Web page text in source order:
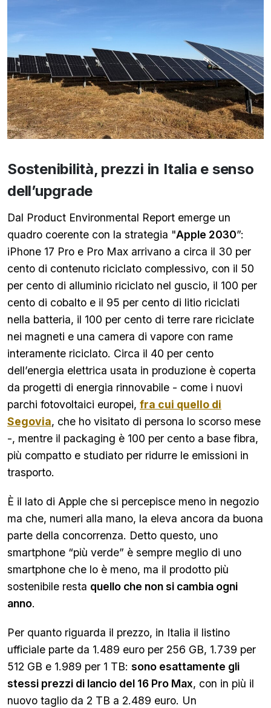
Sostenibilità, prezzi in Italia e senso
dell’upgrade
Dal Product Environmental Report emerge un
quadro coerente con la strategia "Apple 2030”:
iPhone 17 Pro e Pro Max arrivano a circa il 30 per
cento di contenuto riciclato complessivo, con il 50
per cento di alluminio riciclato nel guscio, il 100 per
cento di cobalto e il 95 per cento di litio riciclati
nella batteria, il 100 per cento di terre rare riciclate
nei magneti e una camera di vapore con rame
interamente riciclato. Circa il 40 per cento
dell’energia elettrica usata in produzione è coperta
da progetti di energia rinnovabile - come i nuovi
parchi fotovoltaici europei, fra cui quello di
Segovia, che ho visitato di persona lo scorso mese
-, mentre il packaging è 100 per cento a base fibra,
più compatto e studiato per ridurre le emissioni in
trasporto.
È il lato di Apple che si percepisce meno in negozio
ma che, numeri alla mano, la eleva ancora da buona
parte della concorrenza. Detto questo, uno
smartphone “più verde” è sempre meglio di uno
smartphone che lo è meno, ma il prodotto più
sostenibile resta quello che non si cambia ogni
anno.
Per quanto riguarda il prezzo, in Italia il listino
ufficiale parte da 1.489 euro per 256 GB, 1.739 per
512 GB e 1.989 per 1 TB: sono esattamente gli
stessi prezzi di lancio del 16 Pro Max, con in più il
nuovo taglio da 2 TB a 2.489 euro. Un